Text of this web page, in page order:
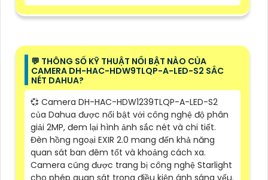
️💬 THÔNG SỐ KỸ THUẬT NỔI BẬT NÀO CỦA
CAMERA DH-HAC-HDW9TLQP-A-LED-S2 SẮC
NÉT DAHUA?
💞 Camera DH-HAC-HDW1239TLQP-A-LED-S2
của Dahua được nổi bật với công nghệ độ phân
giải 2MP, đem lại hình ảnh sắc nét và chi tiết.
Đèn hồng ngoại EXIR 2.0 mang đến khả năng
quan sát ban đêm tốt và khoảng cách xa.
Camera cũng được trang bị công nghệ Starlight